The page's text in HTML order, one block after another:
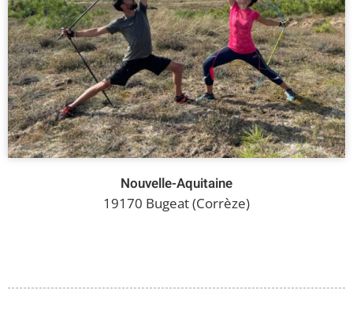
Nouvelle-Aquitaine
19170 Bugeat (Corrèze)